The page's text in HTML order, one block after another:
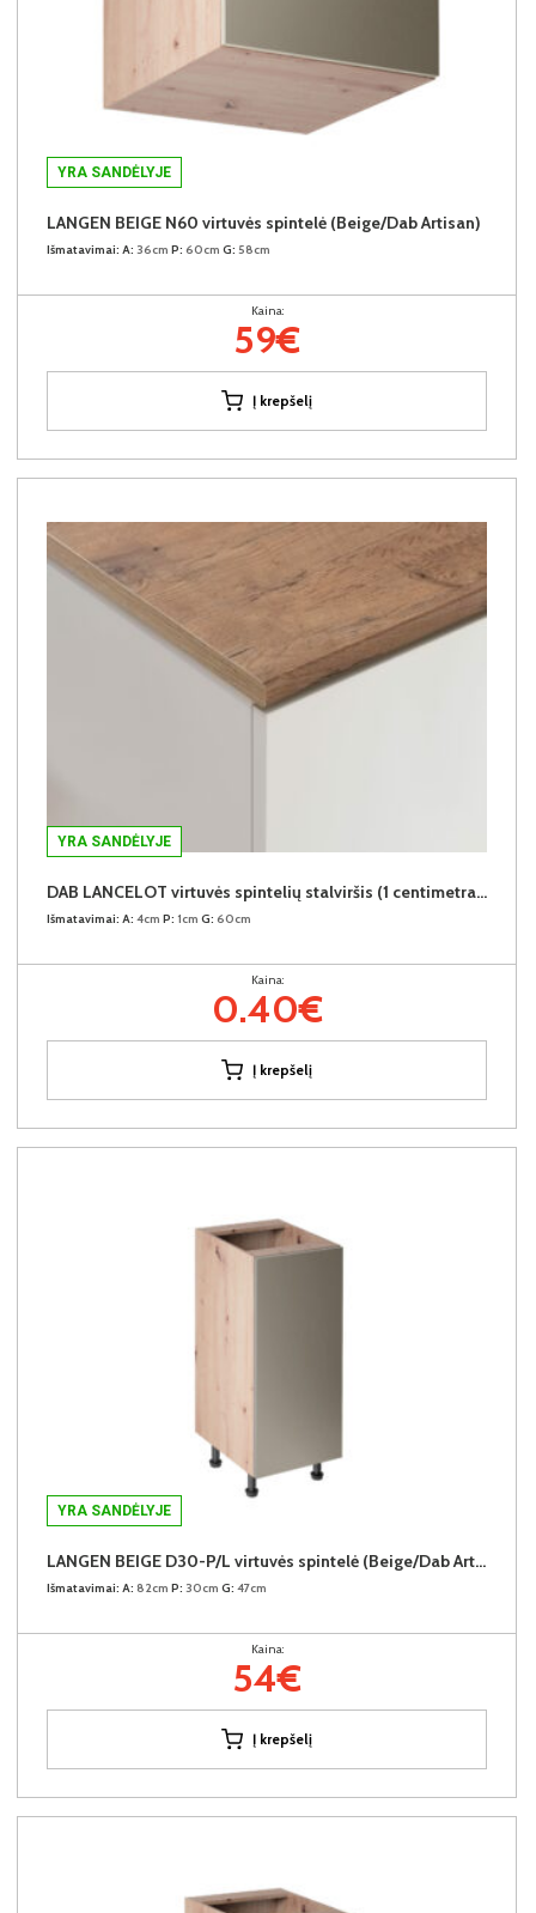
YRA SANDĖLYJE
LANGEN BEIGE N60 virtuvės spintelė (Beige/Dab Artisan)
Išmatavimai: A: 36cm P: 60cm G: 58cm
Kaina:
59€
Į krepšelį
YRA SANDĖLYJE
DAB LANCELOT virtuvės spintelių stalviršis (1 centimetras) (Įvykdymo terminas iki 10d.d.)
Išmatavimai: A: 4cm P: 1cm G: 60cm
Kaina:
0.40€
Į krepšelį
YRA SANDĖLYJE
LANGEN BEIGE D30-P/L virtuvės spintelė (Beige/Dab Artisan)
Išmatavimai: A: 82cm P: 30cm G: 47cm
Kaina:
54€
Į krepšelį